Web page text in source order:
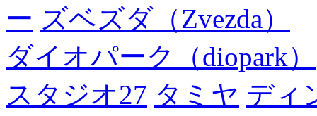
ー ズベズダ（Zvezda）
ダイオパーク（diopark）
スタジオ27 タミヤ ディ